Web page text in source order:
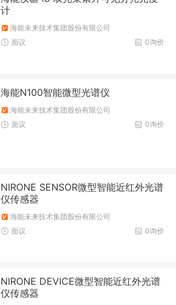
计
海能未来技术集团股份有限公司
0询价
面议
海能N100智能微型光谱仪
海能未来技术集团股份有限公司
0询价
面议
NIRONE SENSOR微型智能近红外光谱
仪传感器
海能未来技术集团股份有限公司
0询价
面议
NIRONE DEVICE微型智能近红外光谱
仪传感器